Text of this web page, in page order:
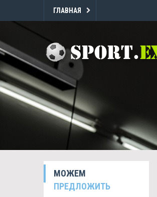
ГЛАВНАЯ
МОЖЕМ
ПРЕДЛОЖИТЬ